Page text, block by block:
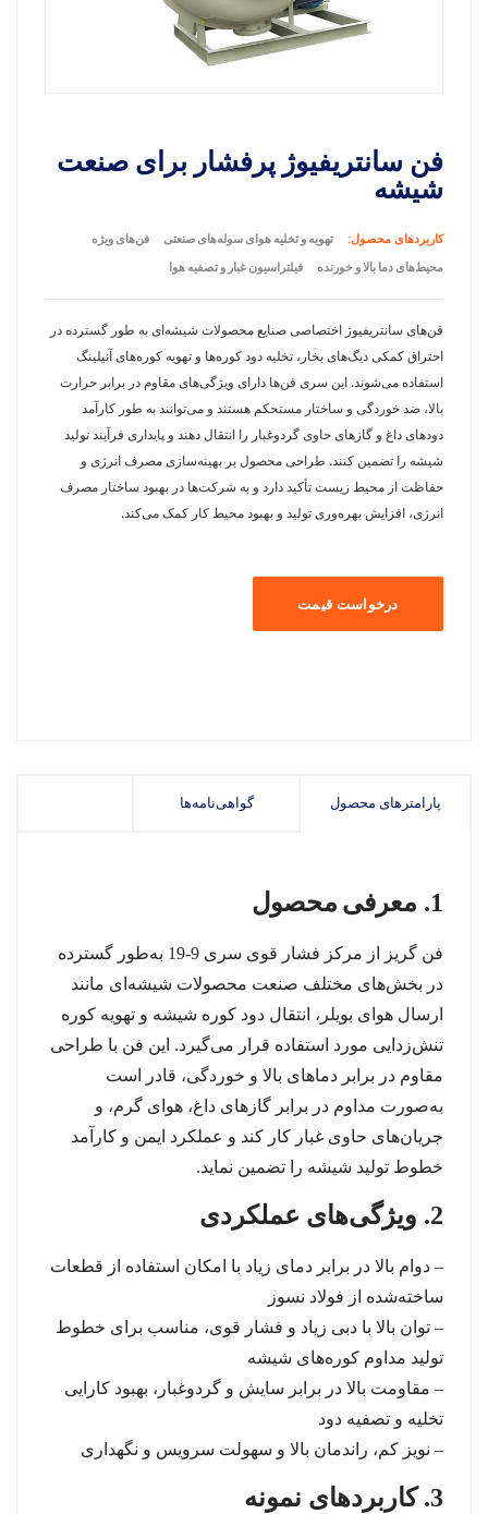
فن سانتریفیوژ پرفشار برای صنعت
شیشه
کاربردهای محصول: تهویه و تخلیه هوای سوله‌های صنعتی
فن‌های ویژه
محیط‌های دما بالا و خورنده
فیلتراسیون غبار و تصفیه هوا
فن‌های سانتریفیوژ اختصاصی صنایع محصولات شیشه‌ای به طور گسترده در
احتراق کمکی دیگ‌های بخار، تخلیه دود کوره‌ها و تهویه کوره‌های آنیلینگ
استفاده می‌شوند. این سری فن‌ها دارای ویژگی‌های مقاوم در برابر حرارت
بالا، ضد خوردگی و ساختار مستحکم هستند و می‌توانند به طور کارآمد
دودهای داغ و گازهای حاوی گردوغبار را انتقال دهند و پایداری فرآیند تولید
شیشه را تضمین کنند. طراحی محصول بر بهینه‌سازی مصرف انرژی و
حفاظت از محیط زیست تأکید دارد و به شرکت‌ها در بهبود ساختار مصرف
انرژی، افزایش بهره‌وری تولید و بهبود محیط کار کمک می‌کند.
درخواست قیمت
پارامترهای محصول گواهی‌نامه‌ها
1. معرفی محصول
فن گریز از مرکز فشار قوی سری 9-19 به‌طور گسترده
در بخش‌های مختلف صنعت محصولات شیشه‌ای مانند
ارسال هوای بویلر، انتقال دود کوره شیشه و تهویه کوره
تنش‌زدایی مورد استفاده قرار می‌گیرد. این فن با طراحی
مقاوم در برابر دماهای بالا و خوردگی، قادر است
به‌صورت مداوم در برابر گازهای داغ، هوای گرم، و
جریان‌های حاوی غبار کار کند و عملکرد ایمن و کارآمد
خطوط تولید شیشه را تضمین نماید.
2. ویژگی‌های عملکردی
– دوام بالا در برابر دمای زیاد با امکان استفاده از قطعات
ساخته‌شده از فولاد نسوز
– توان بالا با دبی زیاد و فشار قوی، مناسب برای خطوط
تولید مداوم کوره‌های شیشه
– مقاومت بالا در برابر سایش و گردوغبار، بهبود کارایی
تخلیه و تصفیه دود
– نویز کم، راندمان بالا و سهولت سرویس و نگهداری
3. کاربردهای نمونه